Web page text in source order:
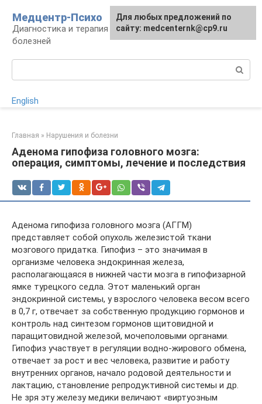
контенту
Медцентр-Психо
Диагностика и терапия психоневрологических
болезней
English
Главная » Нарушения и болезни
Аденома гипофиза головного мозга:
операция, симптомы, лечение и последствия
Аденома гипофиза головного мозга (АГГМ)
представляет собой опухоль железистой ткани
мозгового придатка. Гипофиз – это значимая в
организме человека эндокринная железа,
располагающаяся в нижней части мозга в гипофизарной
ямке турецкого седла. Этот маленький орган
эндокринной системы, у взрослого человека весом всего
в 0,7 г, отвечает за собственную продукцию гормонов и
контроль над синтезом гормонов щитовидной и
паращитовидной железой, мочеполовыми органами.
Гипофиз участвует в регуляции водно-жирового обмена,
отвечает за рост и вес человека, развитие и работу
внутренних органов, начало родовой деятельности и
лактацию, становление репродуктивной системы и др.
Не зря эту железу медики величают «виртуозным
Для любых предложений по
сайту: medcenternk@cp9.ru